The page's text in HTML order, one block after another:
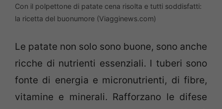
Con il polpettone di patate cena risolta e tutti soddisfatti:
la ricetta del buonumore (Viagginews.com)
Le patate non solo sono buone, sono anche
ricche di nutrienti essenziali. I tuberi sono
fonte di energia e micronutrienti, di fibre,
vitamine e minerali. Rafforzano le difese